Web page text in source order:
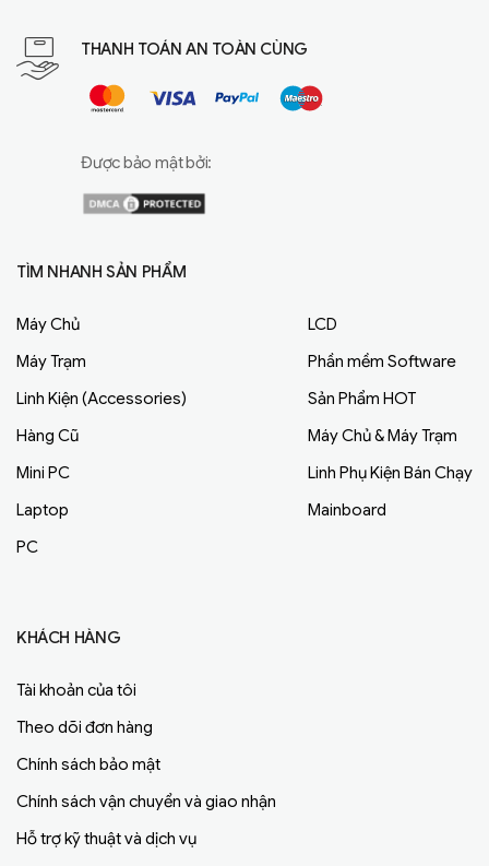
THANH TOÁN AN TOÀN CÙNG
Được bảo mật bởi:
TÌM NHANH SẢN PHẨM
Máy Chủ
Máy Trạm
Linh Kiện (Accessories)
Hàng Cũ
Mini PC
Laptop
PC
LCD
Phần mềm Software
Sản Phẩm HOT
Máy Chủ & Máy Trạm
Linh Phụ Kiện Bán Chạy
Mainboard
KHÁCH HÀNG
Tài khoản của tôi
Theo dõi đơn hàng
Chính sách bảo mật
Chính sách vận chuyển và giao nhận
Hỗ trợ kỹ thuật và dịch vụ